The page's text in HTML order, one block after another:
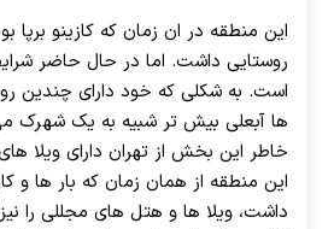
این منطقه در ان زمان که کازینو برپا
روستایی داشت. اما در حال حاضر
است. به شکلی که خود دارای چندین
ها آبعلی بیش تر شبیه به یک شهرک
خاطر این بخش از تهران دارای ویلا
این منطقه از همان زمان که بار ها و
داشت، ویلا ها و هتل های مجللی را